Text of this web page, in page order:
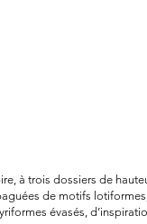
à trois dossiers de
de motifs
évasés,